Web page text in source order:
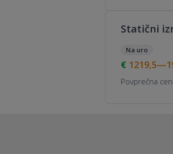
Statični
Na uro
Povprečna